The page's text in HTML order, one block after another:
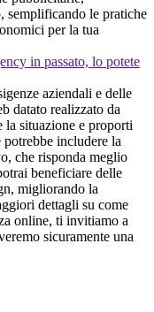
semplificando le pratiche
per la tua
in passato, lo potete
aziendali e delle
datato realizzato da
la situazione e proporti
includere la
che risponda meglio
beneficiare delle
migliorando la
dettagli su come
online, ti invitiamo a
sicuramente una